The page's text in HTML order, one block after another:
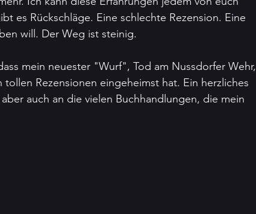
es Rückschläge. Eine schlechte Rezension. Eine
will. Der Weg ist steinig.
mein neuester "Wurf", Tod am Nussdorfer Wehr,
Rezensionen eingeheimst hat. Ein herzliches
auch an die vielen Buchhandlungen, die mein